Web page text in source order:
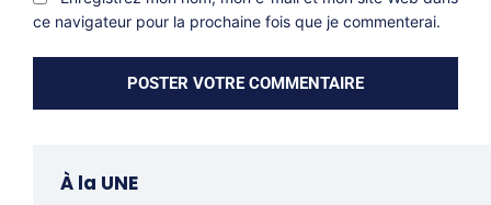
ce navigateur pour la prochaine fois que je commenterai.
À la UNE